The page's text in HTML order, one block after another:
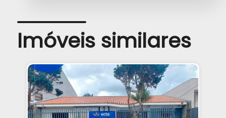
Imóveis similares